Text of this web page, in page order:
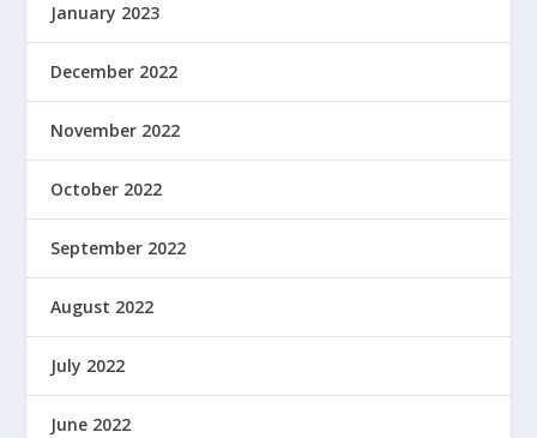
January 2023
December 2022
November 2022
October 2022
September 2022
August 2022
July 2022
June 2022